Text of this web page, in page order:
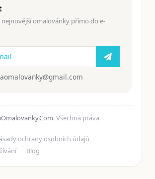
omalovánky přímo do e-
. Všechna práva
ochrany osobních údajů
Blog